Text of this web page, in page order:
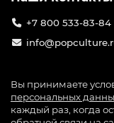
+7 800 533-83-84
Вы принимаете
персональных
каждый раз, когда